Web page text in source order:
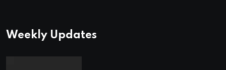
Weekly Updates